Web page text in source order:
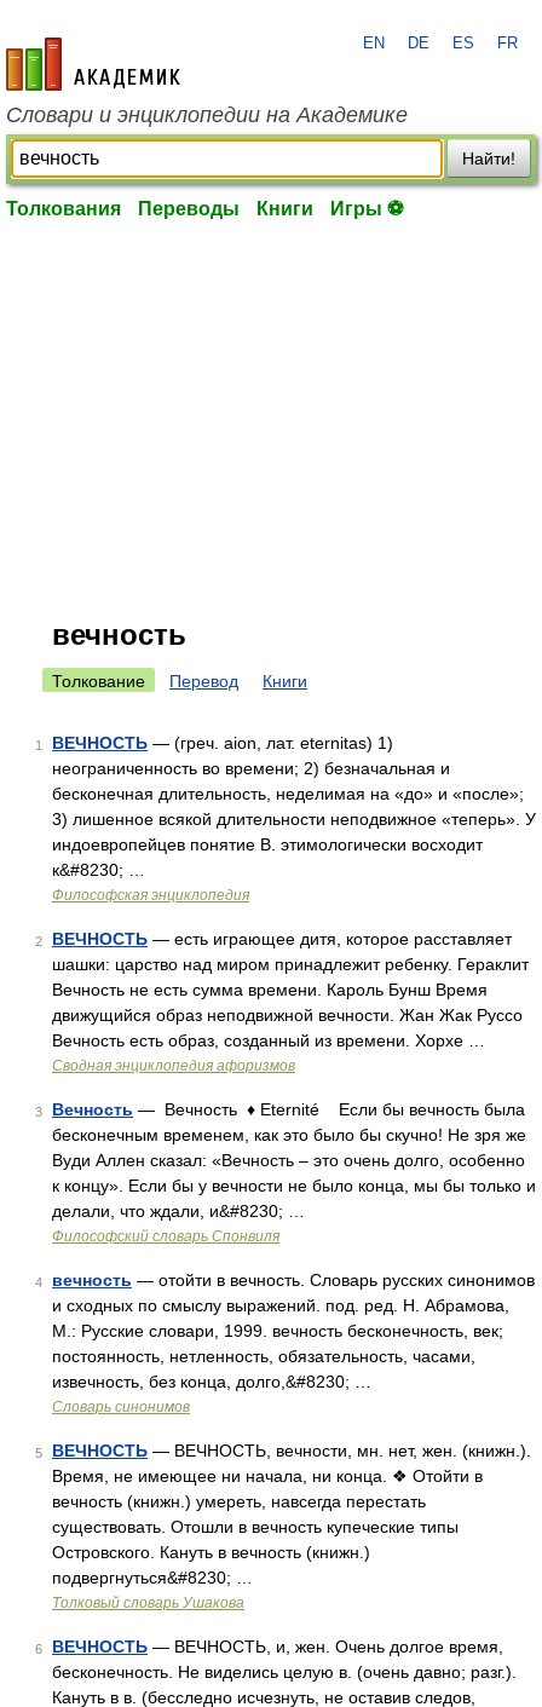
academic.ru
EN DE ES FR
Словари и энциклопедии на Академике
Найти!
Толкования Переводы Книги Игры ⚽
вечность
Толкование Перевод Книги
1 ВЕЧНОСТЬ — (греч. aion, лат. eternitas) 1)
неограниченность во времени; 2) безначальная и
бесконечная длительность, неделимая на «до» и «после»;
3) лишенное всякой длительности неподвижное «теперь». У
индоевропейцев понятие В. этимологически восходит
к&#8230; …
Философская энциклопедия
2 ВЕЧНОСТЬ — есть играющее дитя, которое расставляет
шашки: царство над миром принадлежит ребенку. Гераклит
Вечность не есть сумма времени. Кароль Бунш Время
движущийся образ неподвижной вечности. Жан Жак Руссо
Вечность есть образ, созданный из времени. Хорхе …
Сводная энциклопедия афоризмов
3 Вечность — Вечность ♦ Eternité Если бы вечность была
бесконечным временем, как это было бы скучно! Не зря же
Вуди Аллен сказал: «Вечность – это очень долго, особенно
к концу». Если бы у вечности не было конца, мы бы только и
делали, что ждали, и&#8230; …
Философский словарь Спонвиля
4 вечность — отойти в вечность. Словарь русских синонимов
и сходных по смыслу выражений. под. ред. Н. Абрамова,
М.: Русские словари, 1999. вечность бесконечность, век;
постоянность, нетленность, обязательность, часами,
извечность, без конца, долго,&#8230; …
Словарь синонимов
5 ВЕЧНОСТЬ — ВЕЧНОСТЬ, вечности, мн. нет, жен. (книжн.).
Время, не имеющее ни начала, ни конца. ❖ Отойти в
вечность (книжн.) умереть, навсегда перестать
существовать. Отошли в вечность купеческие типы
Островского. Кануть в вечность (книжн.)
подвергнуться&#8230; …
Толковый словарь Ушакова
6 ВЕЧНОСТЬ — ВЕЧНОСТЬ, и, жен. Очень долгое время,
бесконечность. Не виделись целую в. (очень давно; разг.).
Кануть в в. (бесследно исчезнуть, не оставив следов,